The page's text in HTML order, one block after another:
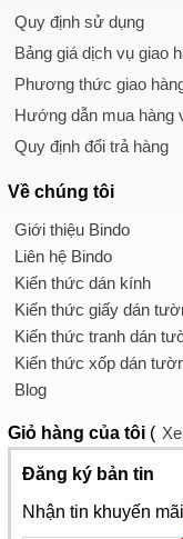
Quy định sử dụng
Bảng giá dịch vụ giao
Phương thức giao
Hướng dẫn mua hàng
Quy định đổi trả hàng
Về chúng tôi
Giới thiệu Bindo
Liên hệ Bindo
Kiến thức dán kính
Kiến thức giấy dán
Kiến thức tranh dán
Kiến thức xốp dán
Blog
Giỏ hàng của tôi (
Đăng ký bản tin
Nhận tin khuyến